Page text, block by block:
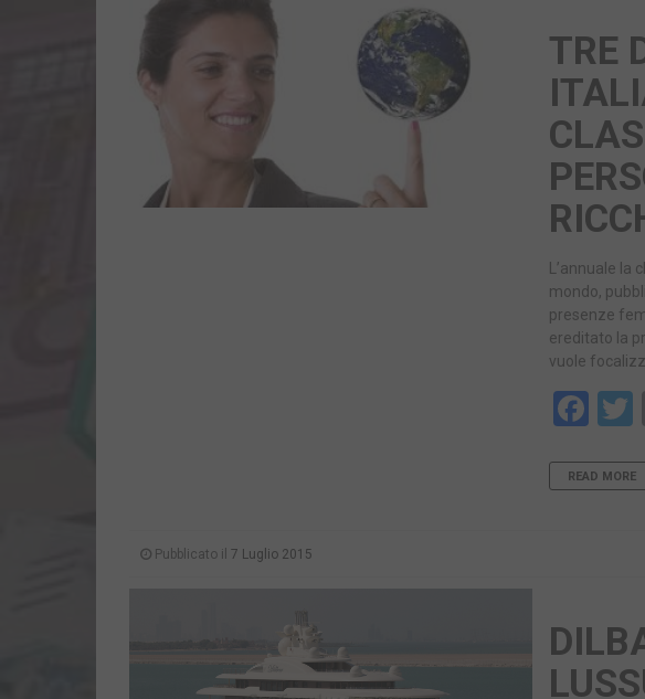
TRE
L’annuale
mondo,
presenze
ereditato la
vuole
READ MORE
Pubblicato il 7 Luglio 2015